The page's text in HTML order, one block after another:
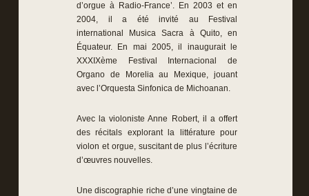
d’orgue à Radio-France’. En 2003 et en
2004, il a été invité au Festival
international Musica Sacra à Quito, en
Équateur. En mai 2005, il inaugurait le
XXXIXème Festival Internacional de
Organo de Morelia au Mexique, jouant
avec l’Orquesta Sinfonica de Michoanan.
Avec la violoniste Anne Robert, il a offert
des récitals explorant la littérature pour
violon et orgue, suscitant de plus l’écriture
d’œuvres nouvelles.
Une discographie riche d’une vingtaine de